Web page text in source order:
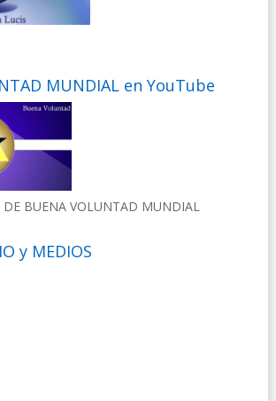
MUNDIAL en YouTube
DE BUENA VOLUNTAD MUNDIAL
y MEDIOS